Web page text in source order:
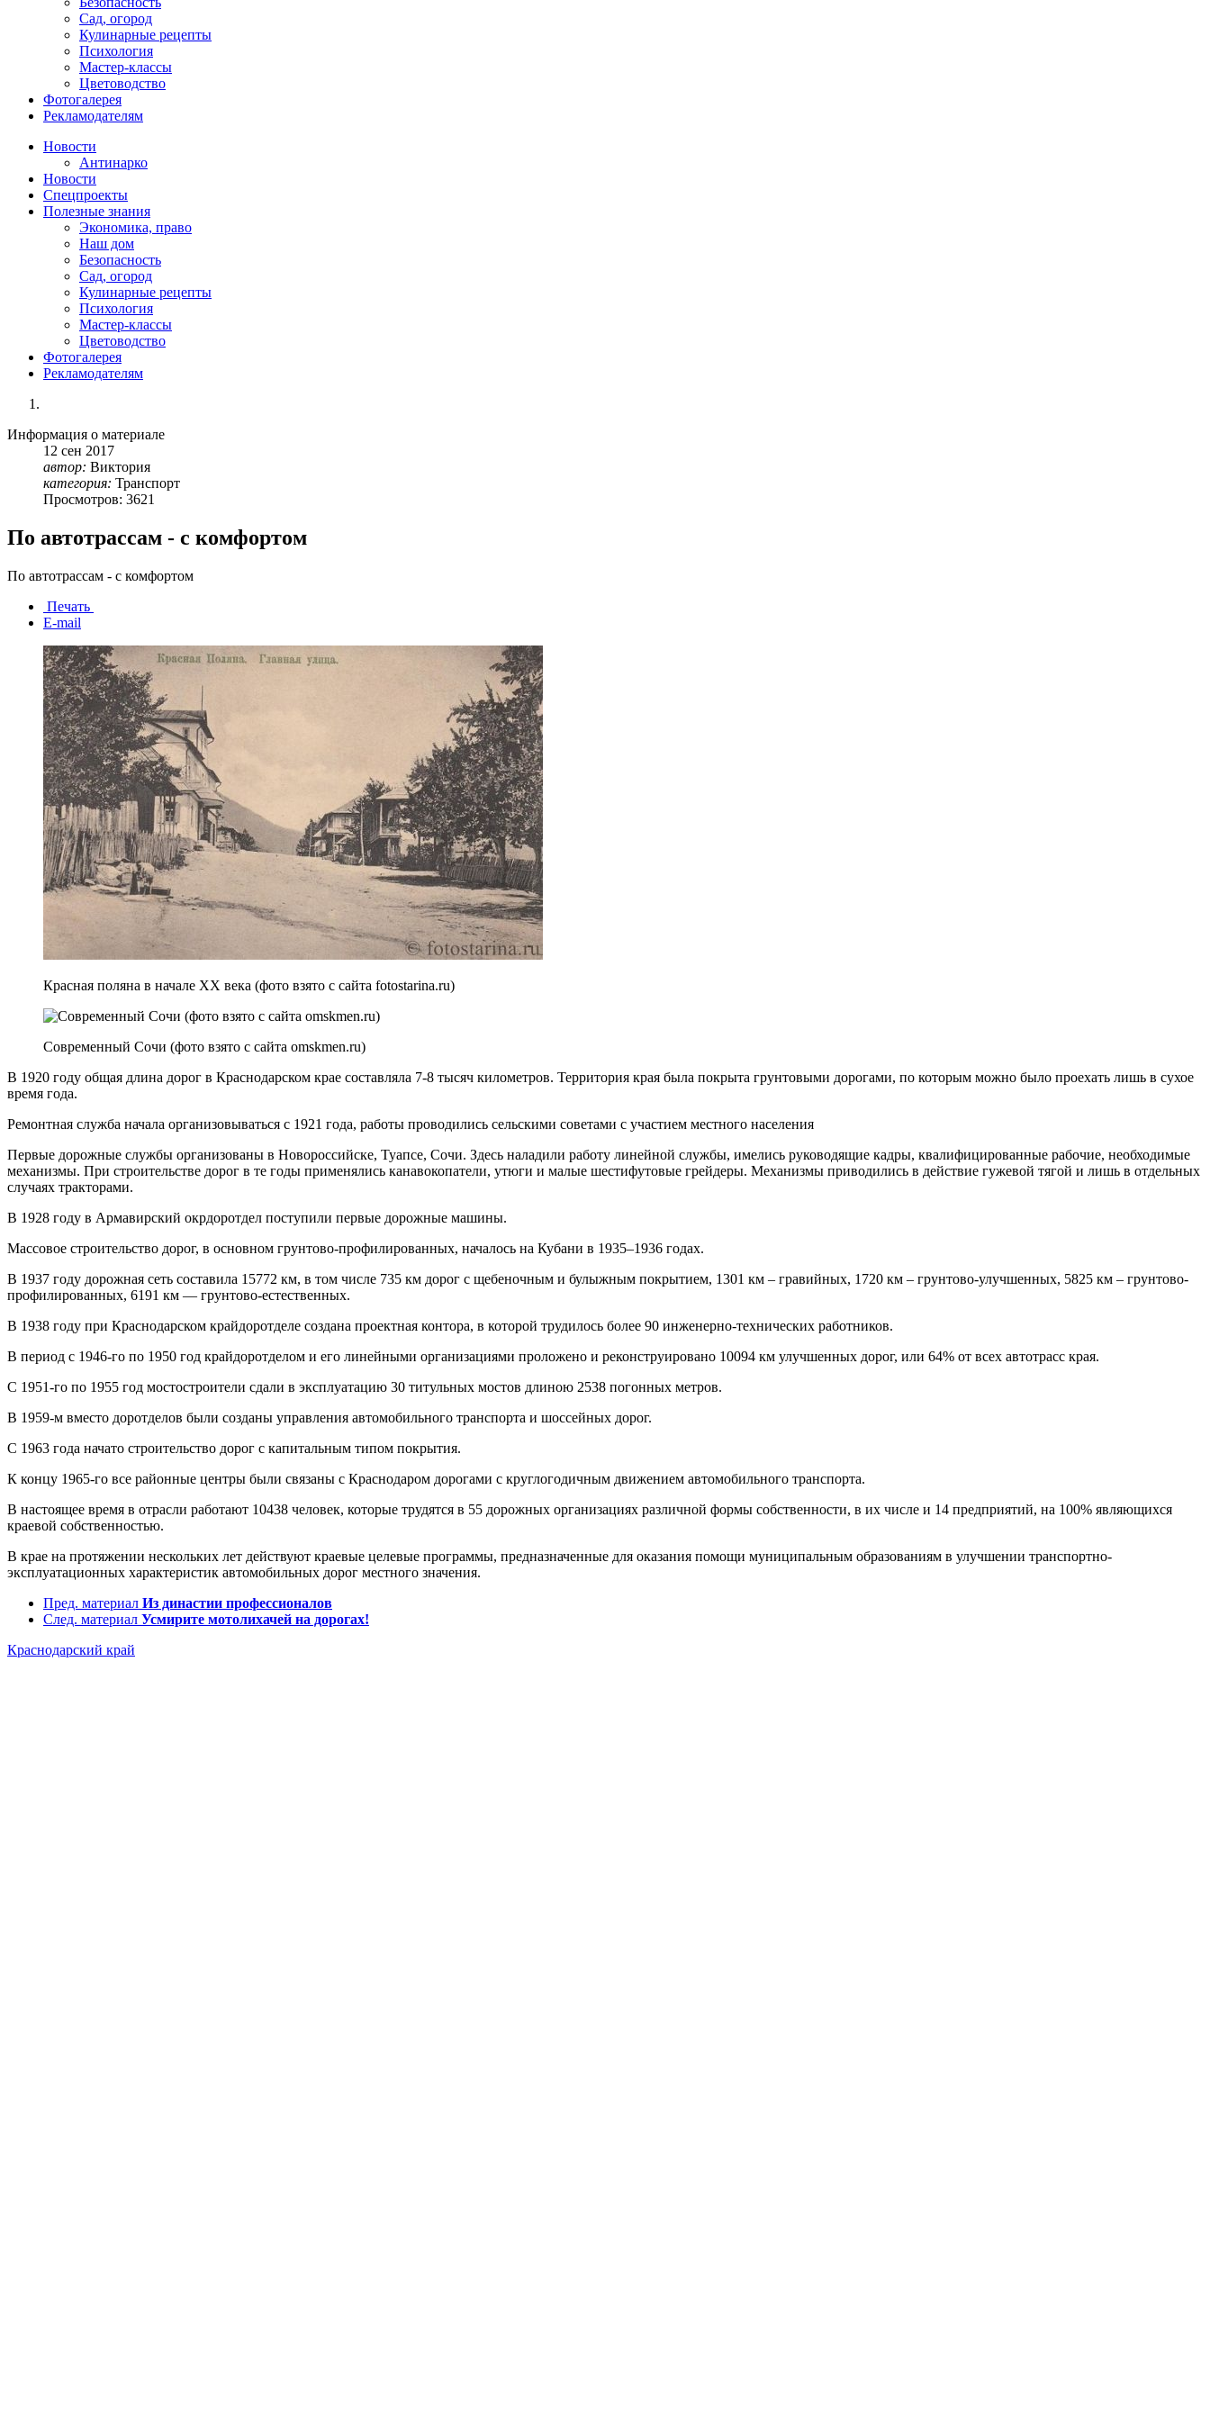
Сад, огород
Кулинарные рецепты
Психология
Мастер-классы
Цветоводство
Фотогалерея
Рекламодателям
Новости
Антинарко
Новости
Спецпроекты
Полезные знания
Экономика, право
Наш дом
Безопасность
Сад, огород
Кулинарные рецепты
Психология
Мастер-классы
Цветоводство
Фотогалерея
Рекламодателям
Информация о материале
12 сен 2017
автор: Виктория
категория: Транспорт
Просмотров: 3621
По автотрассам - с комфортом
По автотрассам - с комфортом
Печать
E-mail
Красная поляна в начале ХХ века (фото взято с сайта fotostarina.ru)
Современный Сочи (фото взято с сайта omskmen.ru)
В 1920 году общая длина дорог в Краснодарском крае составляла 7-8 тысяч километров. Территория края была покрыта грунтовыми дорогами, по которым можно было проехать лишь в сухое
время года.
Ремонтная служба начала организовываться с 1921 года, работы проводились сельскими советами с участием местного населения
Первые дорожные службы организованы в Новороссийске, Туапсе, Сочи. Здесь наладили работу линейной службы, имелись руководящие кадры, квалифицированные рабочие, необходимые
механизмы. При строительстве дорог в те годы применялись канавокопатели, утюги и малые шестифутовые грейдеры. Механизмы приводились в действие гужевой тягой и лишь в отдельных
случаях тракторами.
В 1928 году в Армавирский окрдоротдел поступили первые дорожные машины.
Массовое строительство дорог, в основном грунтово-профилированных, началось на Кубани в 1935–1936 годах.
В 1937 году дорожная сеть составила 15772 км, в том числе 735 км дорог с щебеночным и булыжным покрытием, 1301 км – гравийных, 1720 км – грунтово-улучшенных, 5825 км – грунтово-
профилированных, 6191 км — грунтово-естественных.
В 1938 году при Краснодарском крайдоротделе создана проектная контора, в которой трудилось более 90 инженерно-технических работников.
В период с 1946-го по 1950 год крайдоротделом и его линейными организациями проложено и реконструировано 10094 км улучшенных дорог, или 64% от всех автотрасс края.
С 1951-го по 1955 год мостостроители сдали в эксплуатацию 30 титульных мостов длиною 2538 погонных метров.
В 1959-м вместо доротделов были созданы управления автомобильного транспорта и шоссейных дорог.
С 1963 года начато строительство дорог с капитальным типом покрытия.
К концу 1965-го все районные центры были связаны с Краснодаром дорогами с круглогодичным движением автомобильного транспорта.
В настоящее время в отрасли работают 10438 человек, которые трудятся в 55 дорожных организациях различной формы собственности, в их числе и 14 предприятий, на 100% являющихся
краевой собственностью.
В крае на протяжении нескольких лет действуют краевые целевые программы, предназначенные для оказания помощи муниципальным образованиям в улучшении транспортно-
эксплуатационных характеристик автомобильных дорог местного значения.
Пред. материал Из династии профессионалов
След. материал Усмирите мотолихачей на дорогах!
Краснодарский край